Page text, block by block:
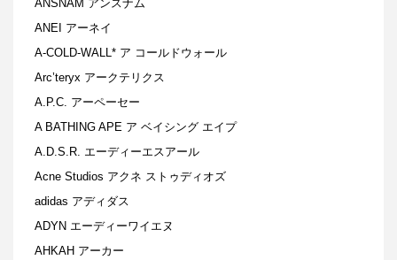
ANSNAM アンスナム
ANEI アーネイ
A-COLD-WALL* ア コールドウォール
Arc’teryx アークテリクス
A.P.C. アーペーセー
A BATHING APE ア ベイシング エイプ
A.D.S.R. エーディーエスアール
Acne Studios アクネ ストゥディオズ
adidas アディダス
ADYN エーディーワイエヌ
AHKAH アーカー